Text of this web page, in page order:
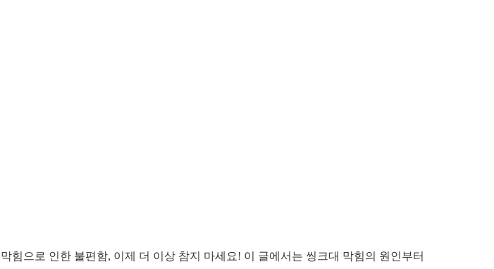
으로 인한 불편함, 이제 더 이상 참지 마세요! 이 글에서는 씽크대 막힘의 원인부터